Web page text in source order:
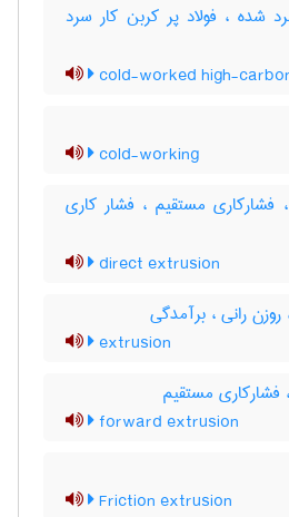
شده ، فولاد پر کربن کار سرد
cold-worked high-
cold-working
فشارکاری مستقیم ، فشار کاری
direct extrusion
روزن رانی ، برآمدگی
extrusion
فشار‌کاری مستقیم
forward extrusion
Friction extrusion